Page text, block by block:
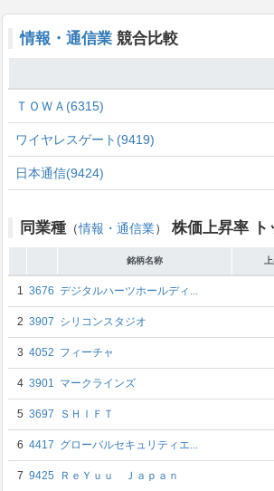
情報・通信業 競合比較
ＴＯＷＡ(6315)
ワイヤレスゲート(9419)
日本通信(9424)
同業種 （情報・通信業） 株価上昇率 ト
銘柄名称
1 3676 デジタルハーツホールディ...
2 3907 シリコンスタジオ
3 4052 フィーチャ
4 3901 マークラインズ
5 3697 ＳＨＩＦＴ
6 4417 グローバルセキュリティエ...
7 9425 ＲｅＹｕｕ Ｊａｐａｎ